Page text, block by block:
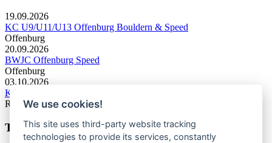
19.09.2026
KC U9/U11/U13 Offenburg Bouldern & Speed
Offenburg
20.09.2026
BWJC Offenburg Speed
Offenburg
03.10.2026
KC U13 Rottweil Toprope & Speed
Rottweil
Termine Bergsport & Naturschutz
We use cookies!
This site uses third-party website tracking
technologies to provide its services, constantly